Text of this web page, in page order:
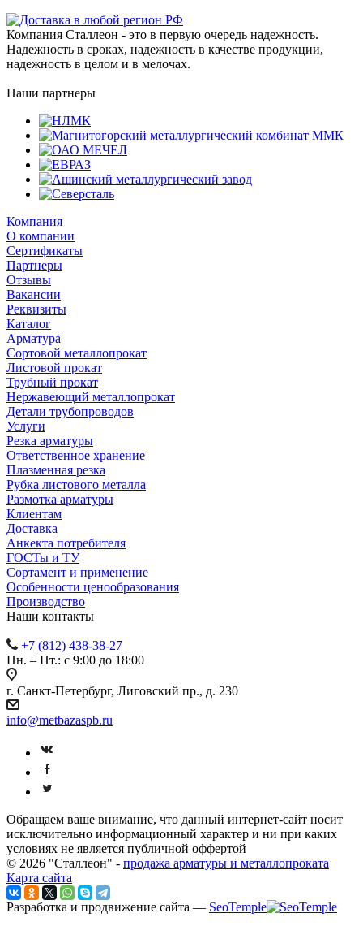
Компания Сталлеон - это в первую очередь надежность.
Надежность в сроках, надежность в качестве продукции,
надежность в целом и в мелочах.
Наши партнеры
Компания
О компании
Сертификаты
Партнеры
Отзывы
Вакансии
Реквизиты
Каталог
Арматура
Сортовой металлопрокат
Листовой прокат
Трубный прокат
Нержавеющий металлопрокат
Детали трубопроводов
Услуги
Резка арматуры
Ответственное хранение
Плазменная резка
Рубка листового металла
Размотка арматуры
Клиентам
Доставка
Анкекта потребителя
ГОСТы и ТУ
Сортамент и применение
Особенности ценообразования
Производство
Наши контакты
+7 (812) 438-38-27
Пн. – Пт.: с 9:00 до 18:00
г. Санкт-Петербург, Лиговский пр., д. 230
info@metbazaspb.ru
Обращаем ваше внимание, что данный интернет-сайт носит
исключительно информационный характер и ни при каких
условиях не является публичной оффертой
© 2026 "Сталлеон" - продажа арматуры и металлопроката
Карта сайта
Разработка и продвижение сайта — SeoTemple